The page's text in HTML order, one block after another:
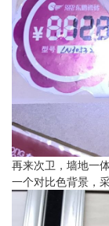
再来次卫，墙地一
一个对比色背景，